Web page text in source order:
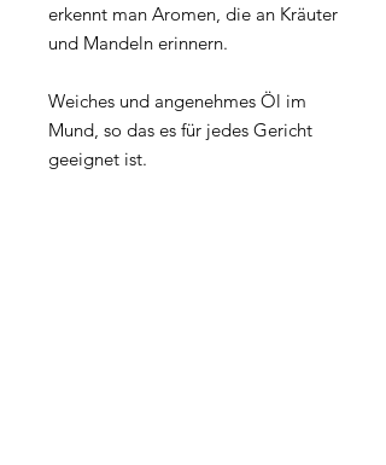
erkennt man Aromen, die an Kräuter
und Mandeln erinnern.
Weiches und angenehmes Öl im
Mund, so das es für jedes Gericht
geeignet ist.